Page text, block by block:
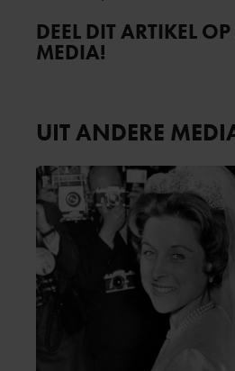
DEEL DIT ARTIKEL
MEDIA!
UIT ANDERE